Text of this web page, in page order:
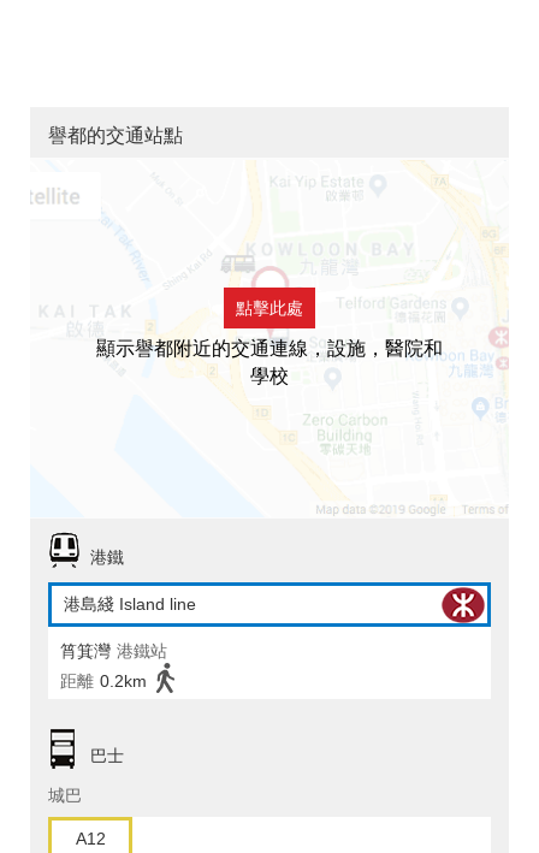
譽都的交通站點
點擊此處
顯示譽都附近的交通連線，設施，醫院和
學校
港鐵
港島綫 Island line
筲箕灣 港鐵站
距離 0.2km
巴士
城巴
A12